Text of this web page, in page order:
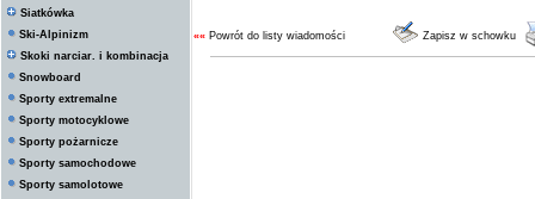
Siatkówka
Ski-Alpinizm
Skoki narciar. i kombinacja
Snowboard
Sporty extremalne
Sporty motocyklowe
Sporty pożarnicze
Sporty samochodowe
Sporty samolotowe
«« Powrót do listy wiadomości Zapisz w schowku